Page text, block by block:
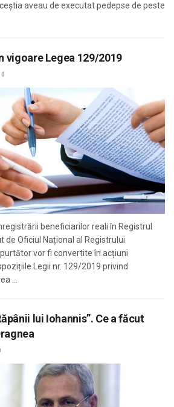
aveau de executat pedepse de peste
vigoare Legea 129/2019
0
beneficiarilor reali în Registrul
de Oficiul Național al Registrului
vor fi convertite în acțiuni
Legii nr. 129/2019 privind
...
lui Iohannis”. Ce a făcut